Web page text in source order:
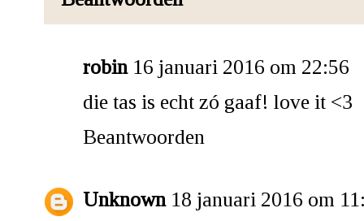
robin 16 januari 2016 om 22:56
die tas is echt zó gaaf! love it <3
Beantwoorden
Unknown 18 januari 2016 om